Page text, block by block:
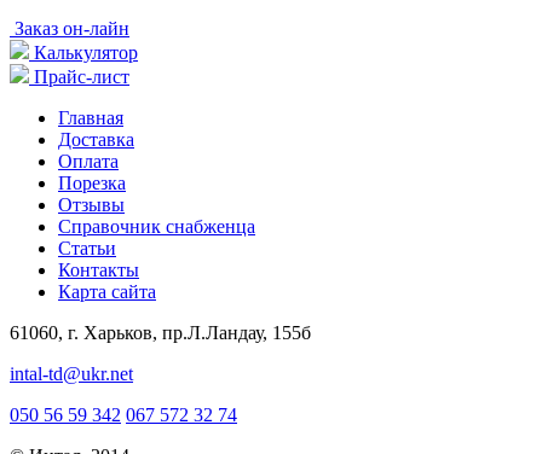
Заказ он-лайн
Калькулятор
Прайс-лист
Главная
Доставка
Оплата
Порезка
Отзывы
Справочник снабженца
Статьи
Контакты
Карта сайта
61060, г. Харьков, пр.Л.Ландау, 155б
intal-td@ukr.net
050 56 59 342 067 572 32 74